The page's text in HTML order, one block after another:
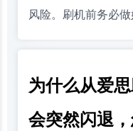
风险。刷机前务必做
为什么从爱
会突然闪退